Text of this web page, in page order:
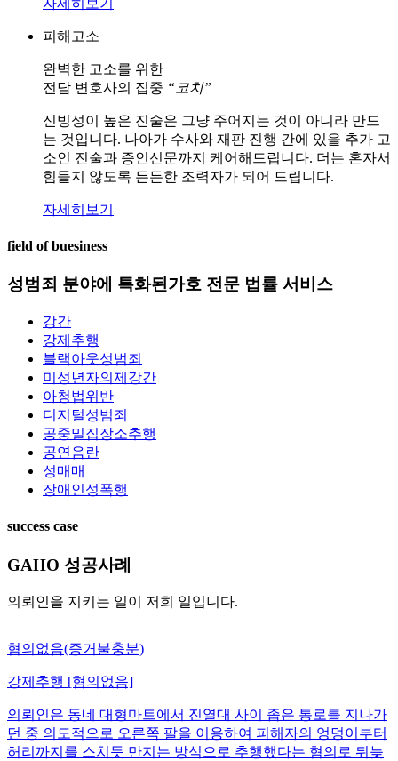
자세히보기
피해고소
완벽한 고소를 위한
전담 변호사의 집중 “코치”
신빙성이 높은 진술은 그냥 주어지는 것이 아니라 만드
는 것입니다. 나아가 수사와 재판 진행 간에 있을 추가 고
소인 진술과 증인신문까지 케어해드립니다. 더는 혼자서
힘들지 않도록 든든한 조력자가 되어 드립니다.
자세히보기
field of buesiness
성범죄 분야에 특화된가호 전문 법률 서비스
강간
강제추행
블랙아웃성범죄
미성년자의제강간
아청법위반
디지털성범죄
공중밀집장소추행
공연음란
성매매
장애인성폭행
success case
GAHO 성공사례
의뢰인을 지키는 일이 저희 일입니다.
혐의없음(증거불충분)
강제추행 [혐의없음]
의뢰인은 동네 대형마트에서 진열대 사이 좁은 통로를 지나가
던 중 의도적으로 오른쪽 팔을 이용하여 피해자의 엉덩이부터
허리까지를 스치듯 만지는 방식으로 추행했다는 혐의로 뒤늦